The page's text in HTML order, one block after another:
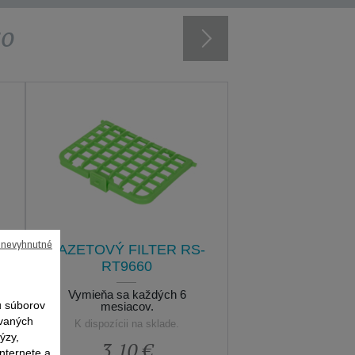
KAZETOVÝ FILTER RS-
RT9660
Vymieňa sa každých 6
mesiacov.
K dispozícii na sklade.
súborov
a